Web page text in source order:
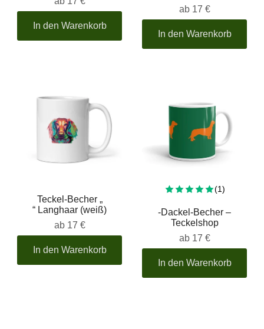
In den Warenkorb
ab 17 €
In den Warenkorb
Teckel-Becher „
“ Langhaar (weiß)
ab 17 €
In den Warenkorb
(1)
-Dackel-Becher –
Teckelshop
ab 17 €
In den Warenkorb